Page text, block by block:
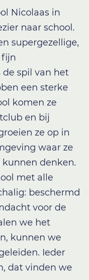
Nicolaas in
naar school.
supergezellige,
fijn
spil van het
een sterke
komen ze
en bij
ze op in
waar ze
denken.
met alle
beschermd
voor de
we het
kunnen we
Ieder
dat vinden we